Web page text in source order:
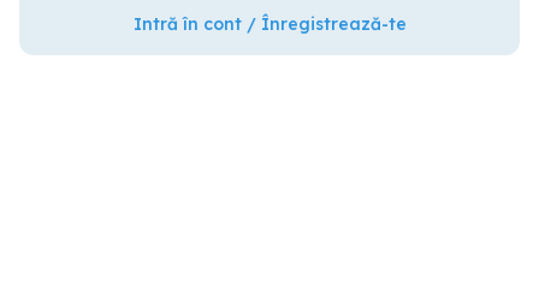
Intră în cont / Înregistrează-te